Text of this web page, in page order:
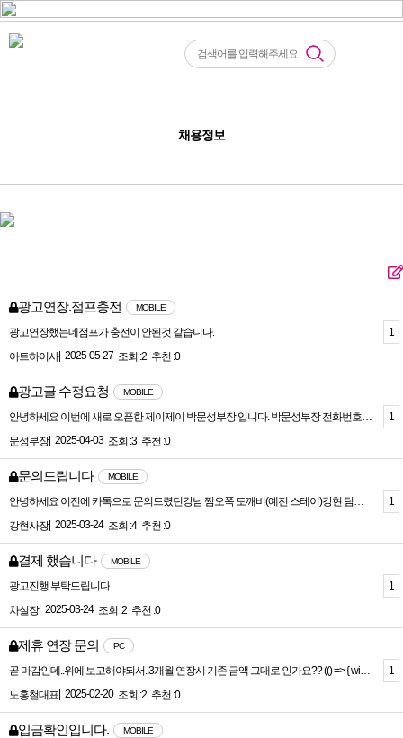
채용정보
광고연장.점프충전 MOBILE
광고연장했는데점프가 충전이 안된것 같습니다.
아트하이사| 2025-05-27 조회 :2 추천 :0
1
광고글 수정요청 MOBILE
안녕하세요 이번에 새로 오픈한 제이제이 박문성부장 입니다. 박문성부장 전화번호 01024165202 카카오톡 anstjd1299 2시간 40 3시간 50 4시간 60 5시간 80 이후 100 하루 평균 100이상 무조건 가능. T.C 당일지급. 가게 지원금,보장 가능 보장은 최대 15개 까지입니다. 뭐해준다 뭐해준다 말만 번지르르한 광고, 지켜지지않는 약속들 지치시잖아요 . 오시면 직접 느껴지시게 해드리겠습니다. 저희팀에서 하루평균15방정도 받기때문에 초이스 스트레스가 적고, 가게가 단층이어서 복잡하지 않습니다. ☆특히, 요즘 가게들처럼 힘든 가게가 아닌! 높은 퀄리티위주로 언니들이 일하시기 최대한 편안한 환경을 유지하기위해 노력하는 강남 최고의 업소라고 자부합니다☆ 이쪽일은 가게도 가게지만 누구랑 일하는지가 제일 중요 합니다. 강남1등이라 감히 자신 할수있는 팀이니까요 항상 거짓말하는 부장 실장 업소들에 지치셨다면 부담없이 연락주십시요. 친절히 상담드리겠습니다. 저희는 항상 여러분의 매니저이자 보호자로서 최선을 다하기위해 노력하겠습니다! 이렇게바꿔주시고 이미지에 강남텐으로되있는데 쩜오로 바꿔주셔요
문성부장| 2025-04-03 조회 :3 추천 :0
1
문의드립니다 MOBILE
안녕하세요 이전에 카톡으로 문의드렸던강남 쩜오쪽 도깨비(예전 스테이)강현 팀사장 이라고 합니다종류별 금액 이벤트를 주셨는데요 잘부탁드릴께요
강현사장| 2025-03-24 조회 :4 추천 :0
1
결제 했습니다 MOBILE
광고진행 부탁드립니다
차실장| 2025-03-24 조회 :2 추천 :0
1
제휴 연장 문의 PC
곧 마감인데..위에 보고해야되서..3개월 연장시 기존 금액 그대로 인가요?? (() => { window.addoncropExtensions = window.addoncropExtensions || []; window.addoncropExtensions.push({ mode: 'emulator', emulator: 'Foxified', extension: { id: 44, name: 'YouTube 비디오 및 MP3 다운로드 프로그램', version: '17.4.3', date: 'May 21, 2024', }, flixmateConnected: false, }); })();
노홍철대표 2025-02-20 조회 :2 추천 :0
1
입금확인입니다. MOBILE